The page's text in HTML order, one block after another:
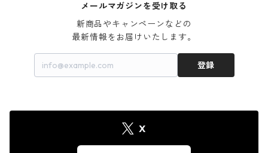
メールマガジンを受け取る
新商品やキャンペーンなどの
最新情報をお届けいたします。
登録
X